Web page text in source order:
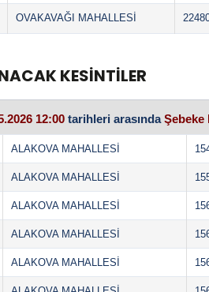
OVAKAVAĞI MAHALLESİ
KESİNTİLER
12:00 tarihleri arasındaŞebeke
ALAKOVA MAHALLESİ
ALAKOVA MAHALLESİ
ALAKOVA MAHALLESİ
ALAKOVA MAHALLESİ
ALAKOVA MAHALLESİ